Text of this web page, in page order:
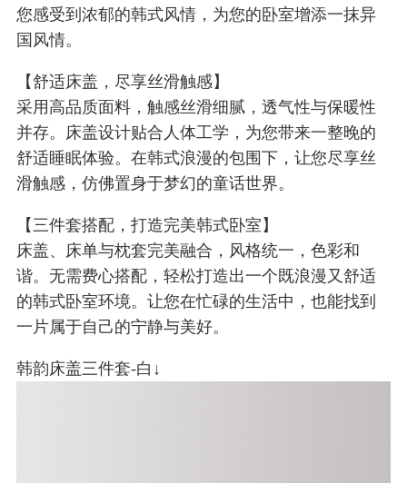
您感受到浓郁的韩式风情，为您的卧室增添一抹异
国风情。
【舒适床盖，尽享丝滑触感】
采用高品质面料，触感丝滑细腻，透气性与保暖性
并存。床盖设计贴合人体工学，为您带来一整晚的
舒适睡眠体验。在韩式浪漫的包围下，让您尽享丝
滑触感，仿佛置身于梦幻的童话世界。
【三件套搭配，打造完美韩式卧室】
床盖、床单与枕套完美融合，风格统一，色彩和
谐。无需费心搭配，轻松打造出一个既浪漫又舒适
的韩式卧室环境。让您在忙碌的生活中，也能找到
一片属于自己的宁静与美好。
韩韵床盖三件套-白↓